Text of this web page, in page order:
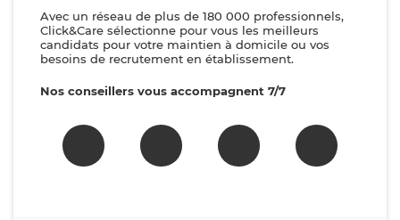
Avec un réseau de plus de 180 000 professionnels,
Click&Care sélectionne pour vous les meilleurs
candidats pour votre maintien à domicile ou vos
besoins de recrutement en établissement.
Nos conseillers vous accompagnent 7/7